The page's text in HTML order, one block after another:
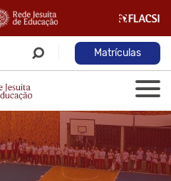
Matrículas